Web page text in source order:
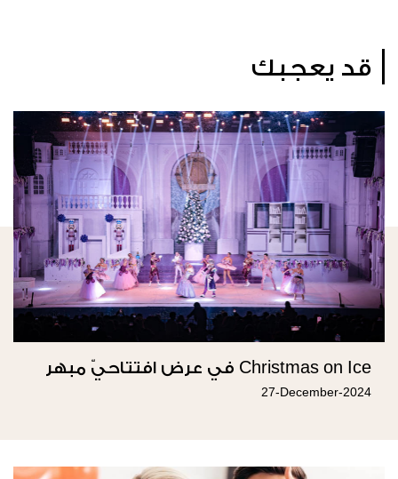
قد يعجبك
Christmas on Ice في عرض افتتاحيّ مبهر
27-December-2024